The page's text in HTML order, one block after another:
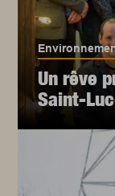
Un rêve
Saint-